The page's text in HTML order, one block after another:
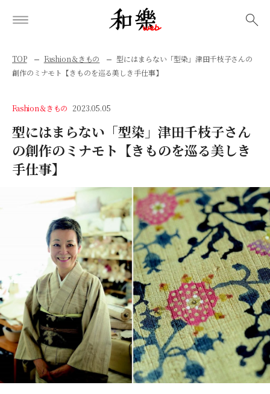
TOP Fashion＆きもの
型にはまらない「型染」津田千枝子さんの
創作のミナモト【きものを巡る美しき手仕事】
Fashion＆きもの 2023.05.05
型にはまらない「型染」津田千枝子さん
の創作のミナモト【きものを巡る美しき
手仕事】